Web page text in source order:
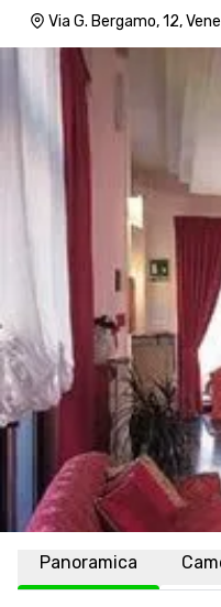
Via G. Bergamo, 12,
Panoramica